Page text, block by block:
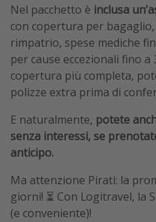
Nel pacchetto è inclusa
con copertura per
rimpatrio, spese mediche
per cause eccezionali fino a
copertura più completa,
polizze extra prima di
E naturalmente, potete
senza interessi, se
anticipo.
Ma attenzione Pirati: la
giorni! ⏳ Con Logitravel, la
(e conveniente)!